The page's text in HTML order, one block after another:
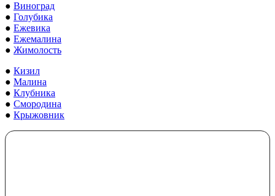
● Виноград
● Голубика
● Ежевика
● Ежемалина
● Жимолость
● Кизил
● Малина
● Клубника
● Смородина
● Крыжовник